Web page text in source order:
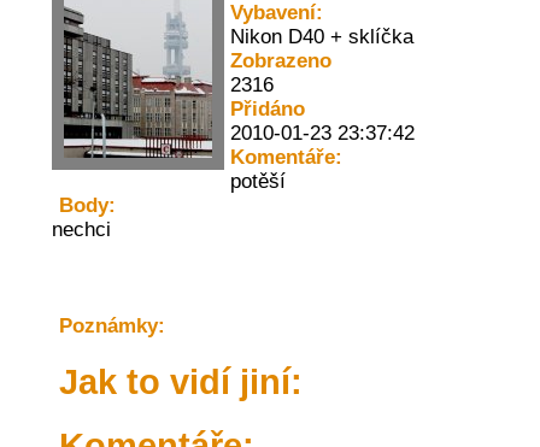
Vybavení:
Nikon D40 + sklíčka
Zobrazeno
2316
Přidáno
2010-01-23 23:37:42
Komentáře:
potěší
Body:
nechci
Poznámky:
Jak to vidí jiní: